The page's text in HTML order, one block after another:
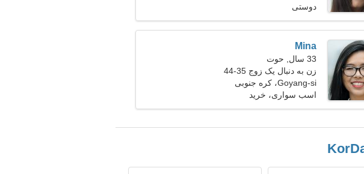
دوستی
Mina
33 سال, حوت
زن به دنبال یک زوج 35-44
Goyang-si، کره جنوبی
اسب سواری، خرید